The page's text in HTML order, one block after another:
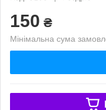
150 ₴
Мінімальна сума